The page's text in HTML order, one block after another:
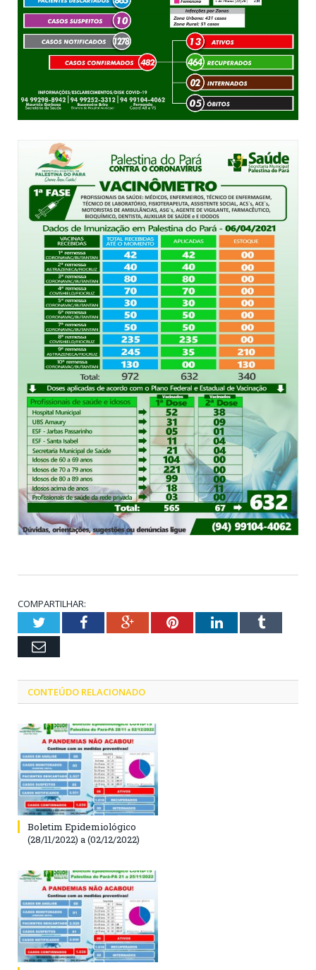
COMPARTILHAR:
TwitterFacebookGoogle+PinterestLinkedInTumblr
Email
CONTEÚDO RELACIONADO
Boletim Epidemiológico
(28/11/2022) a (02/12/2022)